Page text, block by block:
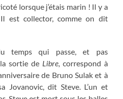
lorsque j’étais marin ! Il y a
est collector, comme on dit
temps qui passe, et pas
sortie de Libre, correspond à
de Bruno Sulak et à
Jovanovic, dit Steve. L’un et